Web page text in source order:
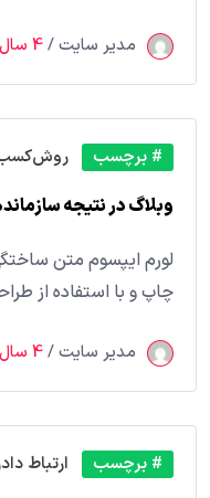
مدیر سایت /4 سال
# برچسب روشکسب
وبلاگ در نتیجه
لورم ایپسوم متن
چاپ و با استفاده از
مدیر سایت /4 سال
# برچسب ارتباط